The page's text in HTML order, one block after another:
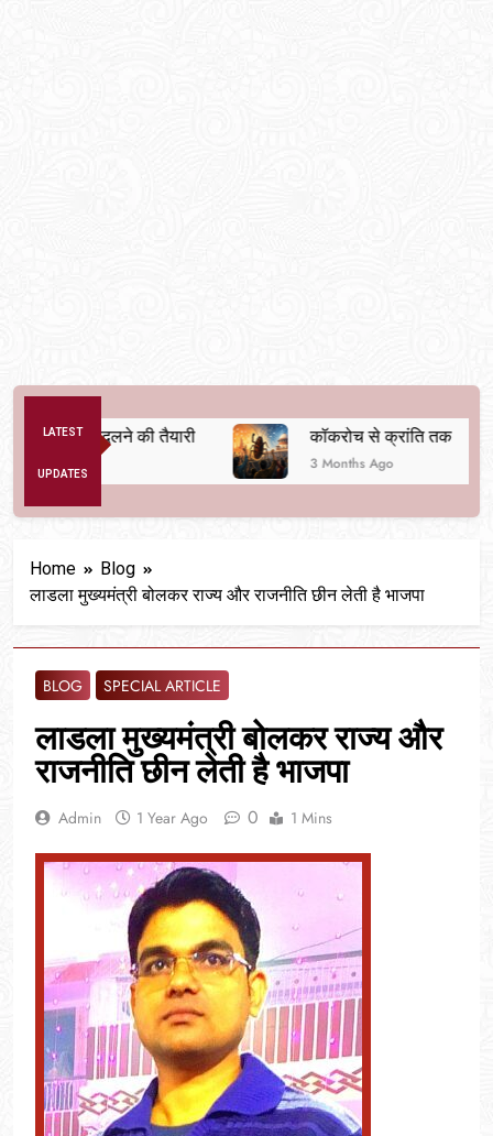
LATEST
UPDATES
बदलने की तैयारी कॉकरोच से क्रांति तक
3 Months Ago
Home
Blog
लाडला मुख्यमंत्री बोलकर राज्य और राजनीति छीन लेती है भाजपा
BLOG SPECIAL ARTICLE
लाडला मुख्यमंत्री बोलकर राज्य और
राजनीति छीन लेती है भाजपा
Admin 1 Year Ago 0 1 Mins